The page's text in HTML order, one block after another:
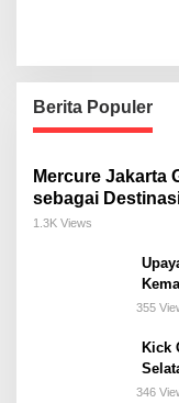
Berita Populer
Mercure Jakarta
sebagai
Meeting, dan
1.3K Views
355
Kick
346